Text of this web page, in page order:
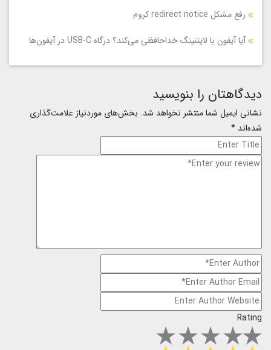
رفع مشکل redirect notice کروم
آیا آیفون با لایتنینگ خداحافظی می‌کند؟ درگاه USB-C در آیفون‌ها
دیدگاهتان را بنویسید
نشانی ایمیل شما منتشر نخواهد شد. بخش‌های موردنیاز علامت‌گذاری
شده‌اند *
Rating